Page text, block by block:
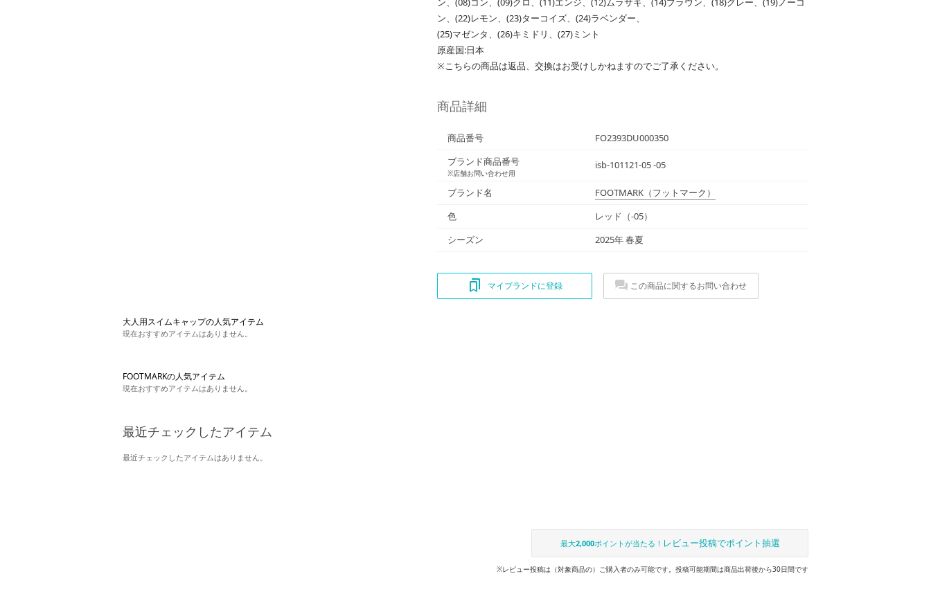
ン、(22)レモン、(23)ターコイズ、(24)ラベンダー、
(25)マゼンタ、(26)キミドリ、(27)ミント
原産国:日本
※こちらの商品は返品、交換はお受けしかねますのでご了承ください。
商品詳細
商品番号
FO2393DU000350
ブランド商品番号
※店舗お問い合わせ用
isb-101121-05 -05
ブランド名 FOOTMARK （フットマーク）
色
レッド（-05）
シーズン
2025年 春夏
マイブランドに登録 この商品に関するお問い合わせ
大人用スイムキャップの人気アイテム
現在おすすめアイテムはありません。
FOOTMARKの人気アイテム
現在おすすめアイテムはありません。
最近チェックしたアイテム
最近チェックしたアイテムはありません。
最大2,000ポイントが当たる！ レビュー投稿でポイント抽選
※レビュー投稿は（対象商品の）ご購入者のみ可能です。投稿可能期間は商品出荷後から30日間です